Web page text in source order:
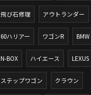
飛び石修理 アウトランダー
60ハリアー ワゴンR BMW
N-BOX ハイエース LEXUS
ステップワゴン クラウン